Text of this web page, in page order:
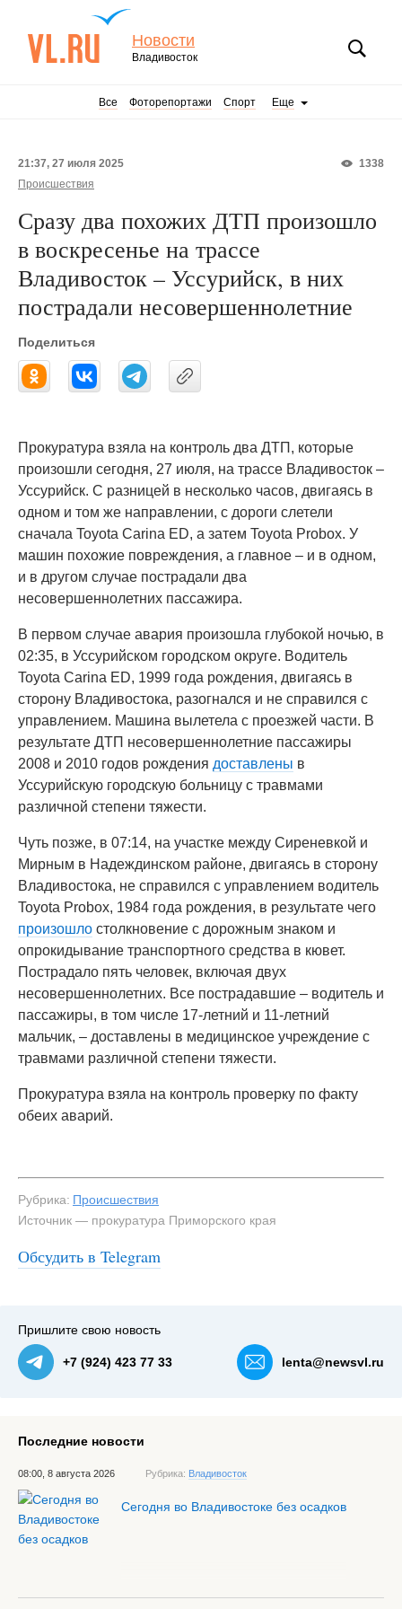
Новости
Владивосток
Все Фоторепортажи Спорт Еще
1338
21:37, 27 июля 2025
Происшествия
Сразу два похожих ДТП произошло
в воскресенье на трассе
Владивосток – Уссурийск, в них
пострадали несовершеннолетние
Поделиться
Прокуратура взяла на контроль два ДТП, которые
произошли сегодня, 27 июля, на трассе Владивосток –
Уссурийск. С разницей в несколько часов, двигаясь в
одном и том же направлении, с дороги слетели
сначала Toyota Carina ED, а затем Toyota Probox. У
машин похожие повреждения, а главное – и в одном,
и в другом случае пострадали два
несовершеннолетних пассажира.
В первом случае авария произошла глубокой ночью, в
02:35, в Уссурийском городском округе. Водитель
Toyota Carina ED, 1999 года рождения, двигаясь в
сторону Владивостока, разогнался и не справился с
управлением. Машина вылетела с проезжей части. В
результате ДТП несовершеннолетние пассажиры
2008 и 2010 годов рождения доставлены в
Уссурийскую городскую больницу с травмами
различной степени тяжести.
Чуть позже, в 07:14, на участке между Сиреневкой и
Мирным в Надеждинском районе, двигаясь в сторону
Владивостока, не справился с управлением водитель
Toyota Probox, 1984 года рождения, в результате чего
произошло столкновение с дорожным знаком и
опрокидывание транспортного средства в кювет.
Пострадало пять человек, включая двух
несовершеннолетних. Все пострадавшие – водитель и
пассажиры, в том числе 17-летний и 11-летний
мальчик, – доставлены в медицинское учреждение с
травмами различной степени тяжести.
Прокуратура взяла на контроль проверку по факту
обеих аварий.
Рубрика: Происшествия
Источник — прокуратура Приморского края
Обсудить в Telegram
#3
Утром на той же трассе разбилась Toyota Probox,
пострадали пять человек — NewsVL.ru
Пришлите свою новость
+7 (924) 423 77 33 lenta@newsvl.ru
Последние новости
08:00, 8 августа 2026 Рубрика: Владивосток
Сегодня во Владивостоке без осадков